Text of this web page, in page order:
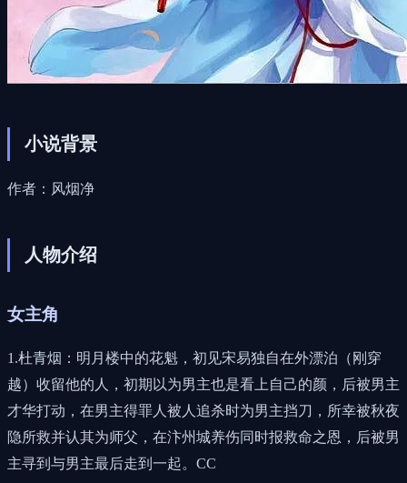
小说背景
作者：风烟净
人物介绍
女主角
1.杜青烟：明月楼中的花魁，初见宋易独自在外漂泊（刚穿
越）收留他的人，初期以为男主也是看上自己的颜，后被男主
才华打动，在男主得罪人被人追杀时为男主挡刀，所幸被秋夜
隐所救并认其为师父，在汴州城养伤同时报救命之恩，后被男
主寻到与男主最后走到一起。CC